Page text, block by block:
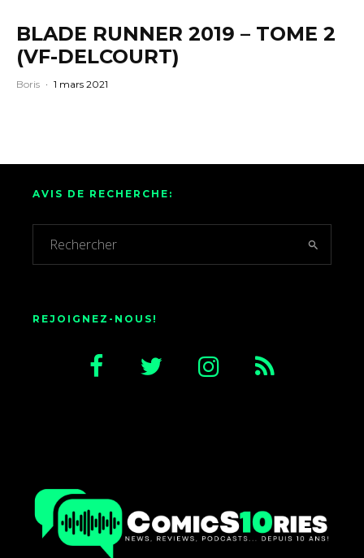
BLADE RUNNER 2019 – TOME 2
(VF-DELCOURT)
Boris · 1 mars 2021
AVIS DE RECHERCHE:
REJOIGNEZ-NOUS!